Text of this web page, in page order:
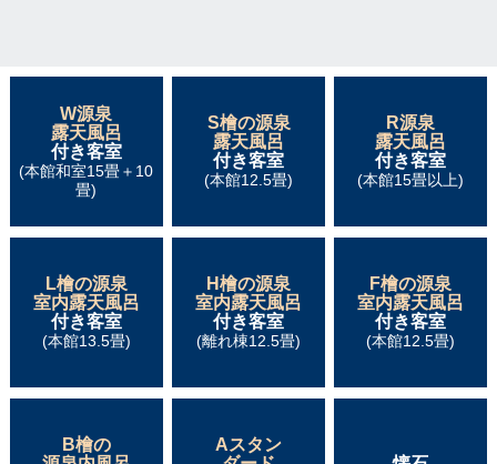
W源泉
露天風呂
付き客室
(本館和室15畳＋10
畳)
S檜の源泉
露天風呂
付き客室
(本館12.5畳)
R源泉
露天風呂
付き客室
(本館15畳以上)
L檜の源泉
室内露天風呂
付き客室
(本館13.5畳)
H檜の源泉
室内露天風呂
付き客室
(離れ棟12.5畳)
F檜の源泉
室内露天風呂
付き客室
(本館12.5畳)
B檜の
Aスタン